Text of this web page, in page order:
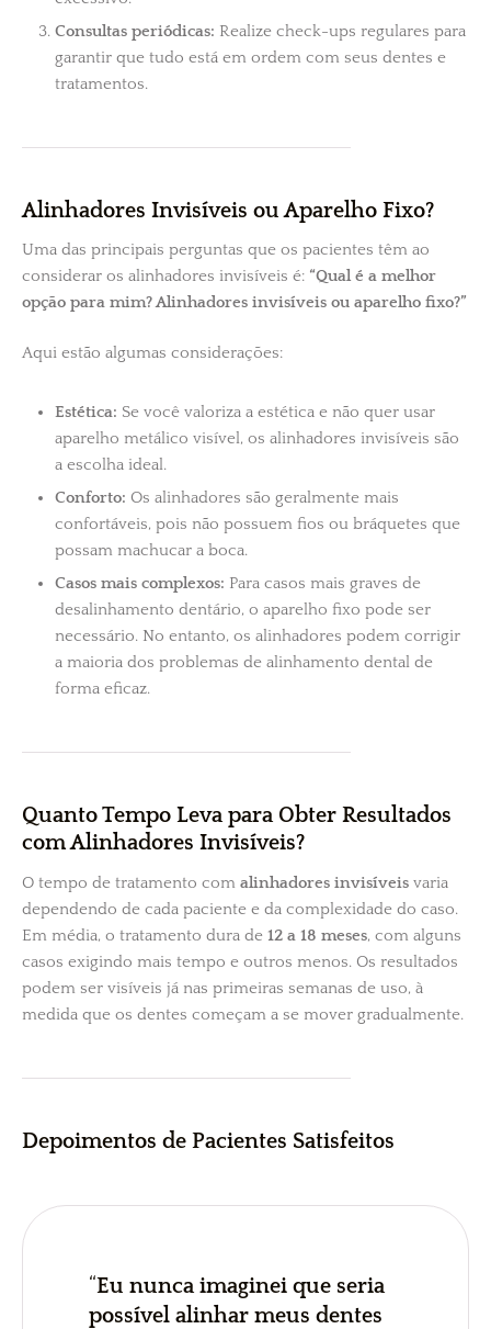
Consultas periódicas: Realize check-ups regulares para
garantir que tudo está em ordem com seus dentes e
tratamentos.
Alinhadores Invisíveis ou Aparelho Fixo?
Uma das principais perguntas que os pacientes têm ao
considerar os alinhadores invisíveis é: “Qual é a melhor
opção para mim? Alinhadores invisíveis ou aparelho fixo?”
Aqui estão algumas considerações:
Estética: Se você valoriza a estética e não quer usar
aparelho metálico visível, os alinhadores invisíveis são
a escolha ideal.
Conforto: Os alinhadores são geralmente mais
confortáveis, pois não possuem fios ou bráquetes que
possam machucar a boca.
Casos mais complexos: Para casos mais graves de
desalinhamento dentário, o aparelho fixo pode ser
necessário. No entanto, os alinhadores podem corrigir
a maioria dos problemas de alinhamento dental de
forma eficaz.
Quanto Tempo Leva para Obter Resultados
com Alinhadores Invisíveis?
O tempo de tratamento com alinhadores invisíveis varia
dependendo de cada paciente e da complexidade do caso.
Em média, o tratamento dura de 12 a 18 meses, com alguns
casos exigindo mais tempo e outros menos. Os resultados
podem ser visíveis já nas primeiras semanas de uso, à
medida que os dentes começam a se mover gradualmente.
Depoimentos de Pacientes Satisfeitos
“Eu nunca imaginei que seria
possível alinhar meus dentes